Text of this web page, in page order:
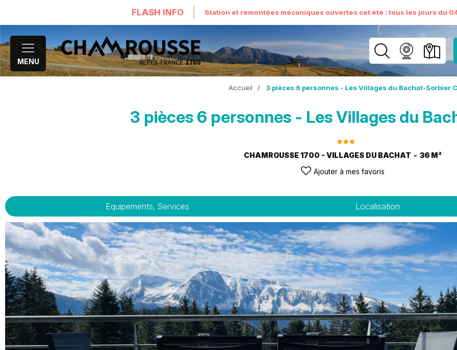
FLASH INFO Station et remontées mécaniques ouvertes cet été : tous les jours du
MENU
Accueil / 3 pièces 6 personnes - Les Villages du Bachat-Sorbier C
3 pièces 6 personnes - Les Villages du
CHAMROUSSE 1700 - VILLAGES DU BACHAT 36 M²
Ajouter à mes favoris
Equipements, Services Localisation